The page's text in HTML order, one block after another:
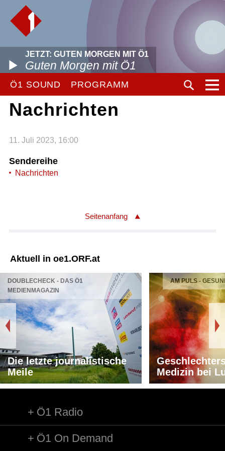
JETZT: GUTEN MORGEN MIT Ö1
Guten Morgen mit Ö1
Ö1 SOUND PROGRAMM
Nachrichten
11. Juli 2023, 16:00
Sendereihe
Nachrichten
Seitenanfang
Aktuell in oe1.ORF.at
DOUBLECHECK - DAS Ö1
MEDIENMAGAZIN
Die letzte journalistische
Meile
AM PULS -
Medizin bei
Ö1 Radio
Ö1 On Demand